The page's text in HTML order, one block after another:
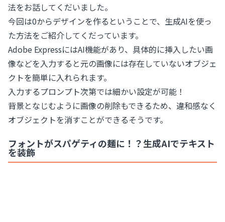
法をお話してくだいました。
今回は0からデザインを作るということで、生成AIを使っ
た方法をご紹介してくだっています。
Adobe ExpressにはAI機能があり、具体的に挿入したい画
像などを入力すると元の画像には存在していないオブジェ
クトを簡単に入れられます。
入力するプロンプト次第では細かい設定が可能！
背景となじむように画像の削除もできるため、違和感なく
オブジェクトを消すことができるそうです。
フォントがスパゲティの麺に！？生成AIでテキスト
を装飾